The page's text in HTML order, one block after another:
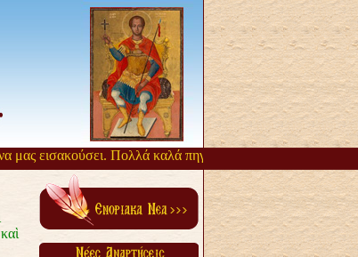
εισακούσει. Πολλά καλά πηγάζουν, από την αργοπορία